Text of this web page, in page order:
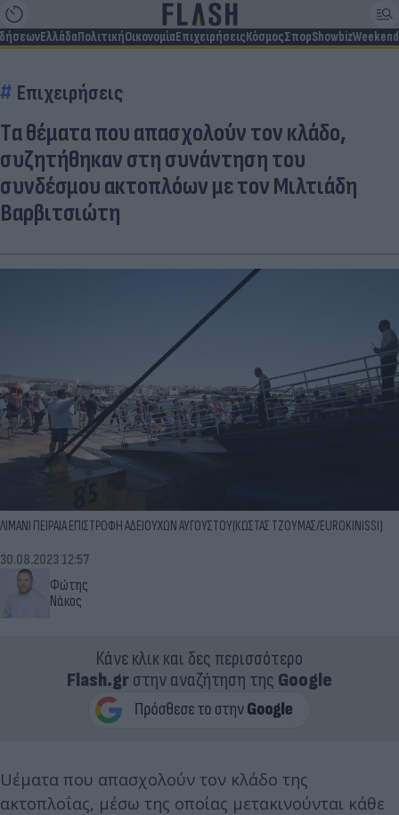
ΕλλάδαΠολιτικήΟικονομίαΕπιχειρήσειςΚόσμοςΣπορShowbizWeekend
Επιχειρήσεις
Tα θέματα που απασχολούν τον κλάδο,
συζητήθηκαν στη συνάντηση του
συνδέσμου ακτοπλόων με τον Μιλτιάδη
Βαρβιτσιώτη
ΛΙΜΑΝΙ ΠΕΙΡΑΙΑ ΕΠΙΣΤΡΟΦΗ ΑΔΕΙΟΥΧΩΝ ΑΥΓΟΥΣΤΟΥ(ΚΩΣΤΑΣ ΤΖΟΥΜΑΣ/EUROKINISSI)
Φώτης
Νάκος
30.08.2023 12:57
Κάνε κλικ και δες περισσότερο
Flash.grστην αναζήτηση της Google
Uέματα που απασχολούν τον κλάδο της
ακτοπλοΐας, μέσω της οποίας μετακινούνται κάθε